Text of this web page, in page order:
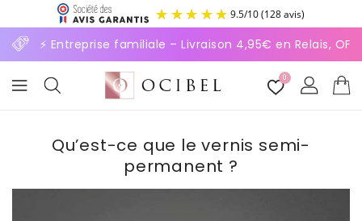
9.5/10
⚡ Entreprise familiale – Livraison 4,95€ en Relais,
0
Qu’est-ce que le vernis semi-
permanent ?